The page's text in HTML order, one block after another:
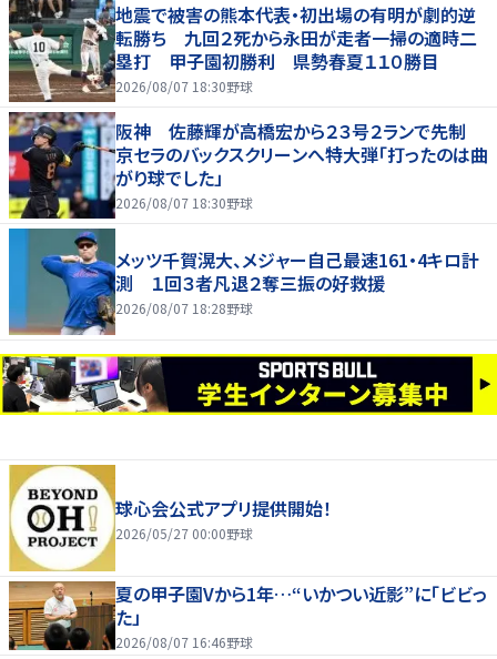
地震で被害の熊本代表・初出場の有明が劇的逆
転勝ち 九回２死から永田が走者一掃の適時二
塁打 甲子園初勝利 県勢春夏１１０勝目
2026/08/07 18:30野球
阪神 佐藤輝が高橋宏から２３号２ランで先制
京セラのバックスクリーンへ特大弾「打ったのは曲
がり球でした」
2026/08/07 18:30野球
メッツ千賀滉大、メジャー自己最速161・4キロ計
測 １回３者凡退２奪三振の好救援
2026/08/07 18:28野球
球心会公式アプリ提供開始！
2026/05/27 00:00野球
夏の甲子園Vから1年…“いかつい近影”に「ビビっ
た」
2026/08/07 16:46野球